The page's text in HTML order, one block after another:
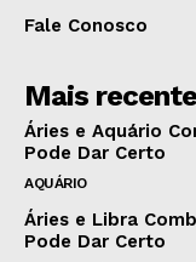
Fale Conosco
Mais
Áries e Aquário
Pode Dar Certo
AQUÁRIO
Áries e Libra
Pode Dar Certo